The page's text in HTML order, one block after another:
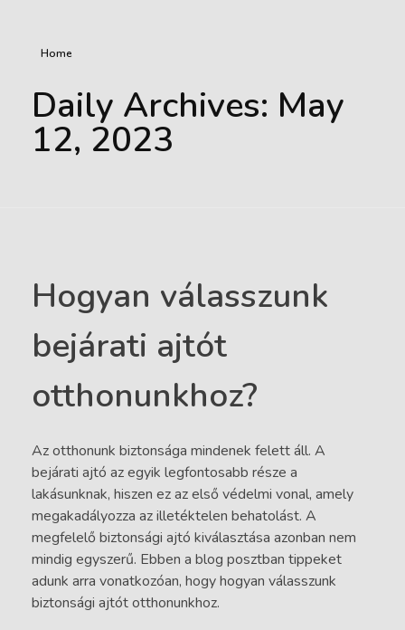
Home
Daily Archives: May
12, 2023
Hogyan válasszunk
bejárati ajtót
otthonunkhoz?
Az otthonunk biztonsága mindenek felett áll. A
bejárati ajtó az egyik legfontosabb része a
lakásunknak, hiszen ez az első védelmi vonal, amely
megakadályozza az illetéktelen behatolást. A
megfelelő biztonsági ajtó kiválasztása azonban nem
mindig egyszerű. Ebben a blog posztban tippeket
adunk arra vonatkozóan, hogy hogyan válasszunk
biztonsági ajtót otthonunkhoz.